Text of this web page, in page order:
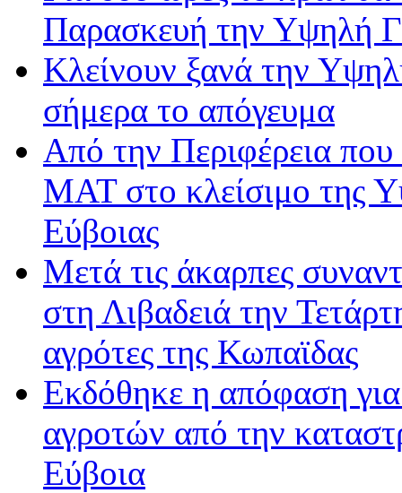
Παρασκευή την Υψηλή
Κλείνουν ξανά την
σήμερα το απόγευμα
Από την Περιφέρεια που
ΜΑΤ στο κλείσιμο της
Εύβοιας
Μετά τις άκαρπες
στη Λιβαδειά την
αγρότες της Κωπαϊδας
Εκδόθηκε η απόφαση
αγροτών από την
Εύβοια